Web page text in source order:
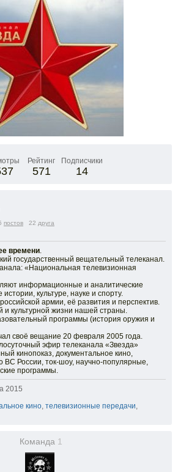
Рейтинг
571
Подписчики
14
постов 22 друга
времени.
государственный вещательный телеканал.
«Национальная телевизионная
информационные и аналитические
культуре, науке и спорту.
армии, её развития и перспектив.
и культурной жизни нашей страны.
программы (история оружия и
своё вещание 20 февраля 2005 года.
эфир телеканала «Звезда»
кинопоказ, документальное кино,
ВС России, ток-шоу, научно-популярные,
программы.
2015
кино, телевизионные передачи,
Команда 1